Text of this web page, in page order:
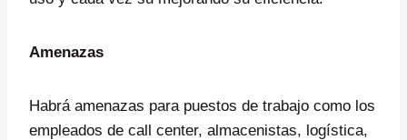
Amenazas
Habrá amenazas para puestos de trabajo como los
empleados de call center, almacenistas, logística,